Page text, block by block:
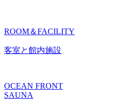
ROOM＆FACILITY
客室と館内施設
OCEAN FRONT
SAUNA